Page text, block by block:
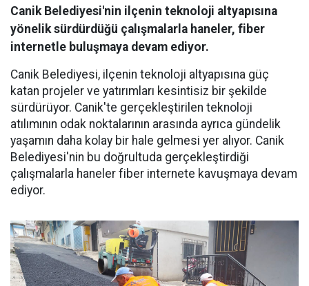
Canik Belediyesi'nin ilçenin teknoloji altyapısına
yönelik sürdürdüğü çalışmalarla haneler, fiber
internetle buluşmaya devam ediyor.
Canik Belediyesi, ilçenin teknoloji altyapısına güç
katan projeler ve yatırımları kesintisiz bir şekilde
sürdürüyor. Canik'te gerçekleştirilen teknoloji
atılımının odak noktalarının arasında ayrıca gündelik
yaşamın daha kolay bir hale gelmesi yer alıyor. Canik
Belediyesi'nin bu doğrultuda gerçekleştirdiği
çalışmalarla haneler fiber internete kavuşmaya devam
ediyor.